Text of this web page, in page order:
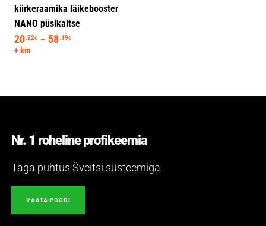
kiirkeraamika läikebooster
NANO püsikaitse
20.22€ – 58.19€
+ km
Nr. 1 roheline profikeemia
Taga puhtus Šveitsi süsteemiga
VAATA POODI